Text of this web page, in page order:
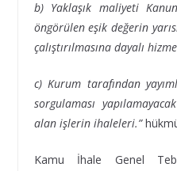
b) Yaklaşık maliyeti
öngörülen eşik değerin
çalıştırılmasına dayalı
c) Kurum tarafından
sorgulaması
alan işlerin ihaleleri.”
Kamu İhale Genel